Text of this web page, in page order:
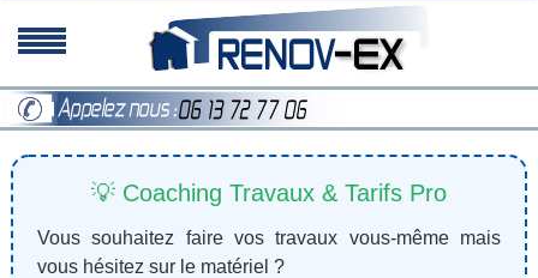
💡 Coaching Travaux & Tarifs Pro
Vous souhaitez faire vos travaux vous-même mais
vous hésitez sur le matériel ?